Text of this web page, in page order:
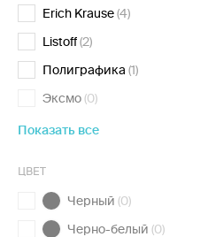
Erich Krause(4)
Listoff(2)
Полиграфика (1)
Эксмо(0)
Показать все
ЦВЕТ
Черный (0)
Черно-белый (0)